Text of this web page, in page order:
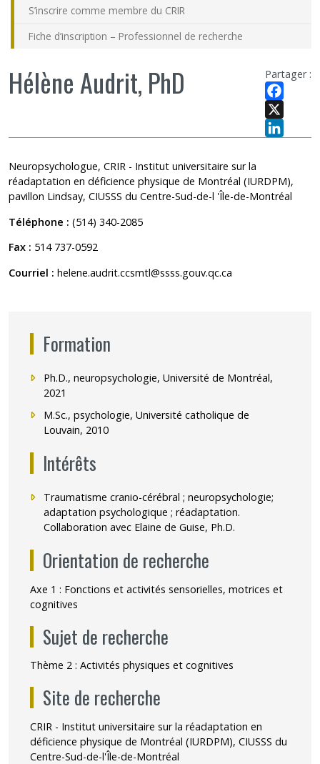
S’inscrire comme membre du CRIR
Fiche d’inscription – Professionnel de recherche
Partager :
Facebook
X
Hélène Audrit, PhD
Neuropsychologue, CRIR - Institut universitaire sur la
réadaptation en déficience physique de Montréal (IURDPM),
pavillon Lindsay, CIUSSS du Centre-Sud-de-l 'Île-de-Montréal
Téléphone : (514) 340-2085
Fax : 514 737-0592
Courriel : helene.audrit.ccsmtl@ssss.gouv.qc.ca
Formation
Ph.D., neuropsychologie, Université de Montréal,
2021
M.Sc., psychologie, Université catholique de
Louvain, 2010
Intérêts
Traumatisme cranio-cérébral ; neuropsychologie;
adaptation psychologique ; réadaptation.
Collaboration avec Elaine de Guise, Ph.D.
Orientation de recherche
Axe 1 : Fonctions et activités sensorielles, motrices et
cognitives
Sujet de recherche
Thème 2 : Activités physiques et cognitives
Site de recherche
CRIR - Institut universitaire sur la réadaptation en
déficience physique de Montréal (IURDPM), CIUSSS du
Centre-Sud-de-l'Île-de-Montréal